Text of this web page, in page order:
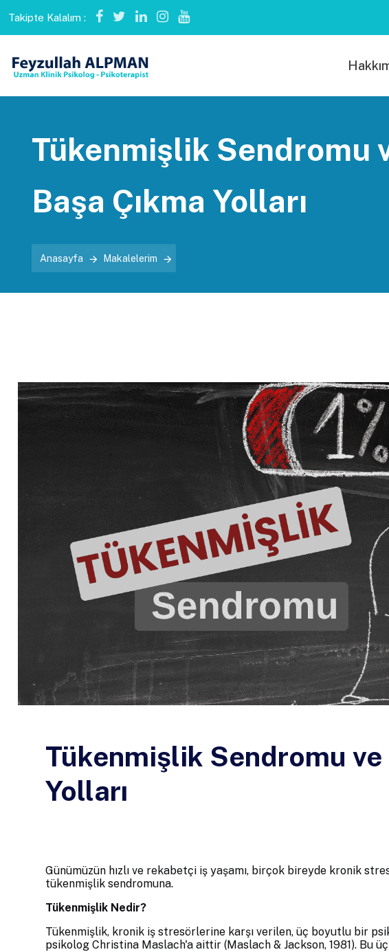
Takipte Kalalım :
Tükenmişlik Sendromu
Başa Çıkma Yolları
Anasayfa Makalelerim
Tükenmişlik Sendromu ve
Yolları
Günümüzün hızlı ve rekabetçi iş yaşamı, birçok bireyde kronik
tükenmişlik sendromuna.
Tükenmişlik Nedir?
Tükenmişlik, kronik iş stresörlerine karşı verilen, üç boyutlu bir
psikolog Christina Maslach'a aittir (Maslach & Jackson, 1981). Bu